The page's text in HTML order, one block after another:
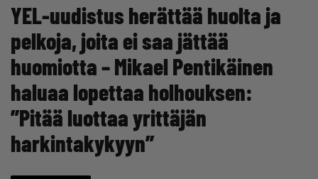
YEL-uudistus herättää huolta ja
pelkoja, joita ei saa jättää
huomiotta – Mikael Pentikäinen
haluaa lopettaa holhouksen:
”Pitää luottaa yrittäjän
harkintakykyyn”